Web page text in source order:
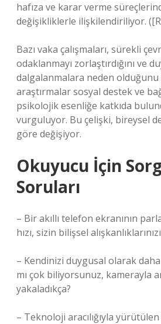
hafıza ve karar verme
değişikliklerle ilişkilendiriliyor.
Bazı vaka çalışmaları, sürekli
odaklanmayı zorlaştırdığını ve
dalgalanmalara neden
araştırmalar sosyal destek ve
psikolojik esenliğe katkıda
vurguluyor. Bu çelişki, bireysel
göre değişiyor.
Okuyucu İçin
Soruları
– Bir akıllı telefon ekranının
hızı, sizin bilişsel
– Kendinizi duygusal olarak daha
mı çok biliyorsunuz, kamerayla
yakaladıkça?
– Teknoloji aracılığıyla yürütülen